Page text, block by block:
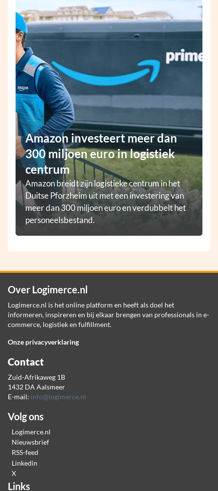
Amazon investeert meer dan
300 miljoen euro in logistiek
centrum
Amazon breidt zijn logistieke centrum in het
Duitse Pforzheim uit met een investering van
meer dan 300 miljoen euro en verdubbelt het
personeelsbestand.
Over Logimerce.nl
Logimerce.nl is het online platform en heeft als doel het
informeren, inspireren en bij elkaar brengen van professionals in e-
commerce, logistiek en fulfillment.
Onze privacyverklaring
Contact
Zuid-Afrikaweg 1B
1432 DA Aalsmeer
E-mail: info@logimerce.nl
Volg ons
Logimerce.nl
Nieuwsbrief
RSS-feed
Linkedin
X
Links